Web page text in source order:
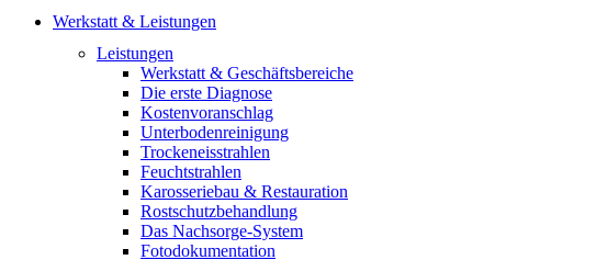
Werkstatt & Leistungen
Leistungen
Werkstatt & Geschäftsbereiche
Die erste Diagnose
Kostenvoranschlag
Unterbodenreinigung
Trockeneisstrahlen
Feuchtstrahlen
Karosseriebau & Restauration
Rostschutzbehandlung
Das Nachsorge-System
Fotodokumentation